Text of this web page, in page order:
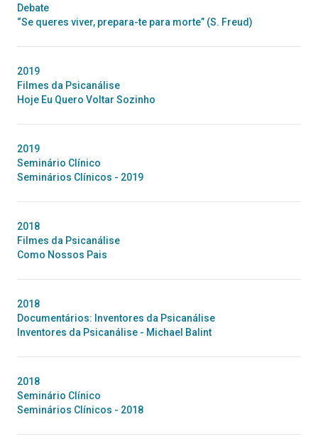
Debate
“Se queres viver, prepara-te para morte” (S. Freud)
2019
Filmes da Psicanálise
Hoje Eu Quero Voltar Sozinho
2019
Seminário Clínico
Seminários Clínicos - 2019
2018
Filmes da Psicanálise
Como Nossos Pais
2018
Documentários: Inventores da Psicanálise
Inventores da Psicanálise - Michael Balint
2018
Seminário Clínico
Seminários Clínicos - 2018